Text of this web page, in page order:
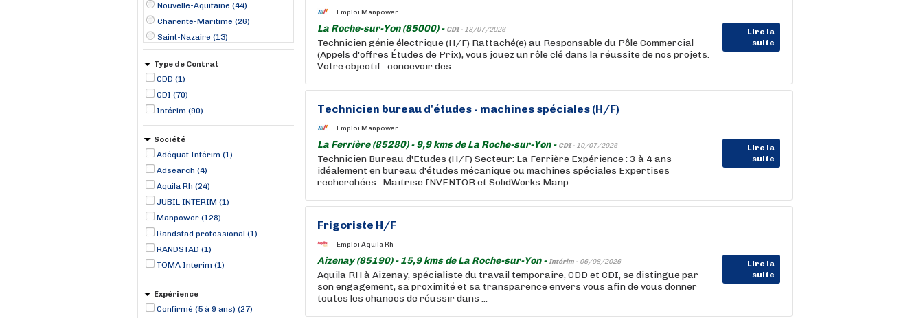
Nouvelle-Aquitaine (44)
Charente-Maritime (26)
Saint-Nazaire (13)
Rochefort (12)
Niort (8)
Cholet (7)
Ancenis (6)
Aytré (6)
Type de Contrat
CDD (1)
CDI (70)
Intérim (90)
Société
Adéquat Intérim (1)
Adsearch (4)
Aquila Rh (24)
JUBIL INTERIM (1)
Manpower (128)
Randstad professional (1)
RANDSTAD (1)
TOMA Interim (1)
Expérience
Confirmé (5 à 9 ans) (27)
Emploi Manpower
La Roche-sur-Yon (85000) - CDI - 18/07/2026
Lire la
suite
Technicien génie électrique (H/F) Rattaché(e) au Responsable du Pôle Commercial
(Appels d'offres Études de Prix), vous jouez un rôle clé dans la réussite de nos projets.
Votre objectif : concevoir des...
Technicien bureau d'études - machines spéciales (H/F)
Emploi Manpower
La Ferrière (85280) - 9,9 kms de La Roche-sur-Yon - CDI - 10/07/2026
Lire la
suite
Technicien Bureau d'Etudes (H/F) Secteur: La Ferrière Expérience : 3 à 4 ans
idéalement en bureau d'études mécanique ou machines spéciales Expertises
recherchées : Maitrise INVENTOR et SolidWorks Manp...
Frigoriste H/F
Emploi Aquila Rh
Aizenay (85190) - 15,9 kms de La Roche-sur-Yon -Intérim - 06/08/2026
Lire la
suite
Aquila RH à Aizenay, spécialiste du travail temporaire, CDD et CDI, se distingue par
son engagement, sa proximité et sa transparence envers vous afin de vous donner
toutes les chances de réussir dans ...